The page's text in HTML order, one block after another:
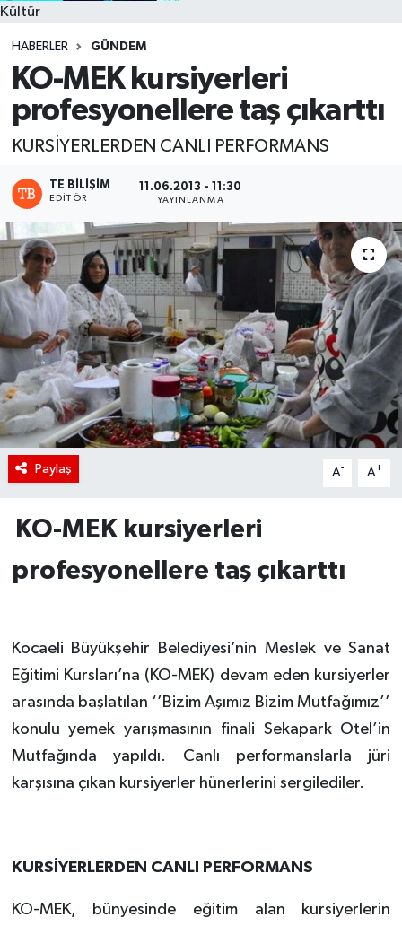
Kültür
HABERLER GÜNDEM
KO-MEK kursiyerleri
profesyonellere taş çıkarttı
KURSİYERLERDEN CANLI PERFORMANS
TE BILIŞIM
EDITÖR
11.06.2013 - 11:30
YAYINLANMA
Paylaş A- A+
KO-MEK kursiyerleri
profesyonellere taş çıkarttı
Kocaeli Büyükşehir Belediyesi’nin Meslek ve Sanat
Eğitimi Kursları’na (KO-MEK) devam eden kursiyerler
arasında başlatılan ‘’Bizim Aşımız Bizim Mutfağımız’’
konulu yemek yarışmasının finali Sekapark Otel’in
Mutfağında yapıldı. Canlı performanslarla jüri
karşısına çıkan kursiyerler hünerlerini sergilediler.
KURSİYERLERDEN CANLI PERFORMANS
KO-MEK, bünyesinde eğitim alan kursiyerlerin